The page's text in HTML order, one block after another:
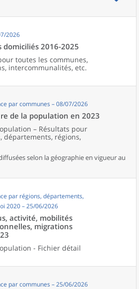
2026
domiciliés 2016-2025
toutes les communes,
intercommunalités, etc.
par communes – 08/07/2026
de la population en 2023
– Résultats pour
départements, régions,
selon la géographie en vigueur au
par régions, départements,
2020 – 25/06/2026
activité, mobilités
migrations
- Fichier détail
par communes – 25/06/2026